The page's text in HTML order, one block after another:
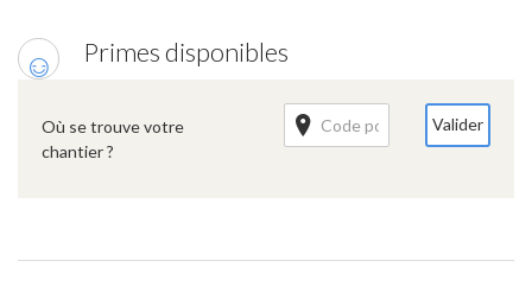
Primes disponibles
Où se trouve votre
chantier ?
Valider